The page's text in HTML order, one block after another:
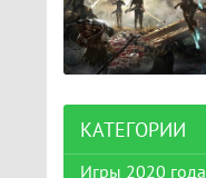
КАТЕГОРИИ
Игры 2020 года